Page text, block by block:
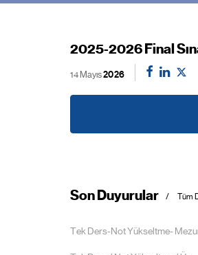
2025-2026 Final
14 Mayıs2026
Son Duyurular Tüm
Tek Ders-Not Yükseltme-